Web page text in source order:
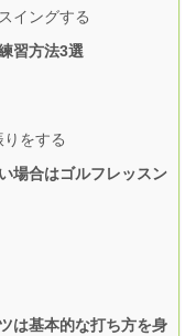
イングする
習方法3選
をする
場合はゴルフレッスン
は基本的な打ち方を身